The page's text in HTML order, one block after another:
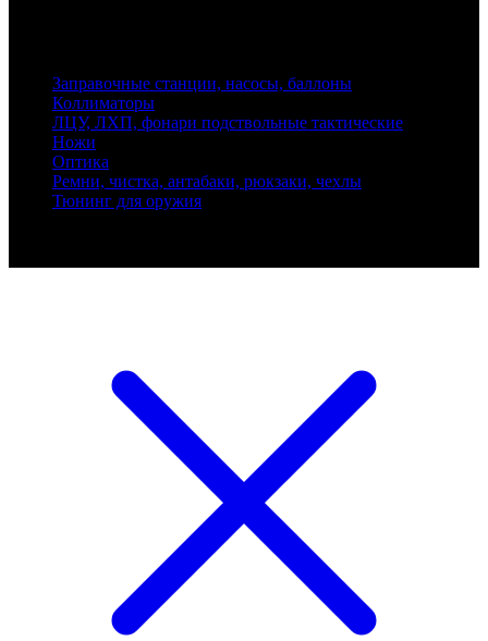
Заправочные станции, насосы, баллоны
Коллиматоры
ЛЦУ, ЛХП, фонари подствольные тактические
Ножи
Оптика
Ремни, чистка, антабаки, рюкзаки, чехлы
Тюнинг для оружия